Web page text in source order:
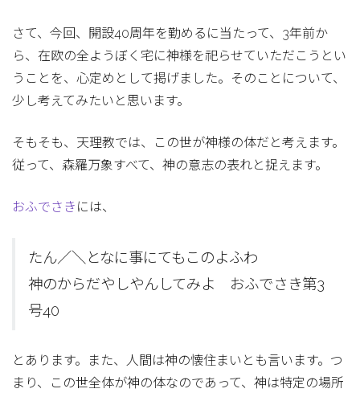
さて、今回、開設40周年を勤めるに当たって、3年前か
ら、在欧の全ようぼく宅に神様を祀らせていただこうとい
うことを、心定めとして掲げました。そのことについて、
少し考えてみたいと思います。
そもそも、天理教では、この世が神様の体だと考えます。
従って、森羅万象すべて、神の意志の表れと捉えます。
おふでさき には、
たん／＼となに事にてもこのよふわ
神のからだやしやんしてみよ おふでさき第3
号40
とあります。また、人間は神の懐住まいとも言います。つ
まり、この世全体が神の体なのであって、神は特定の場所